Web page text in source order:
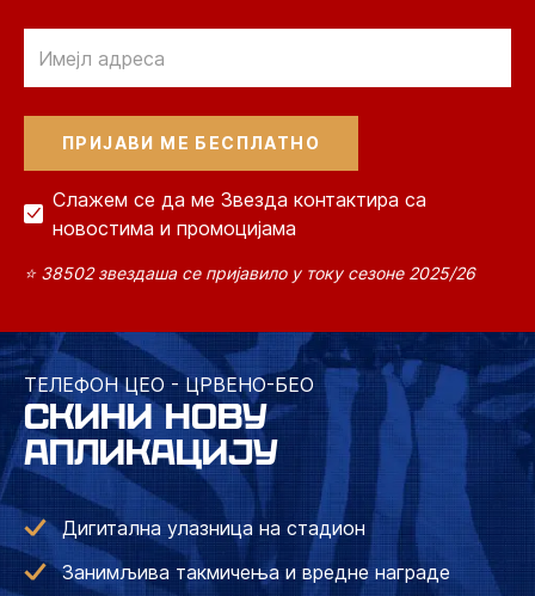
Слажем се да ме Звезда контактира са
новостима и промоцијама
⭐ 38502 звездаша се пријавило у току сезоне 2025/26
ТЕЛЕФОН ЦЕО - ЦРВЕНО-БЕО
СКИНИ НОВУ
АПЛИКАЦИЈУ
Дигитална улазница на стадион
Занимљива такмичења и вредне награде